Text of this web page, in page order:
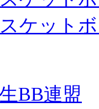
ケット
BB連盟